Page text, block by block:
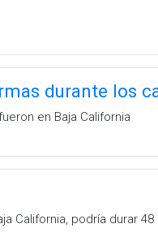
durante los
en Baja California
California, podría durar 48